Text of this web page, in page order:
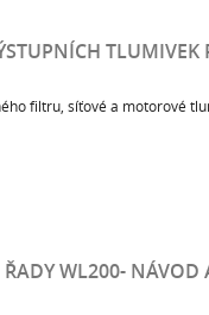
TLUMIVEK
filtru, síťové a motorové
WL200- NÁVOD